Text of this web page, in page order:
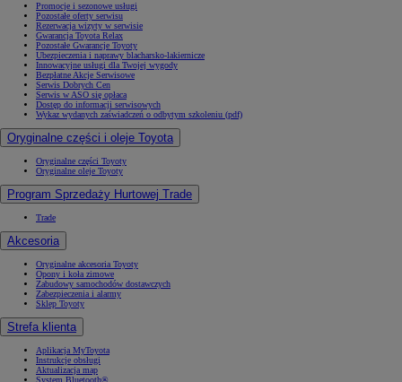
Promocje i sezonowe usługi
Pozostałe oferty serwisu
Rezerwacja wizyty w serwisie
Gwarancja Toyota Relax
Pozostałe Gwarancje Toyoty
Ubezpieczenia i naprawy blacharsko-lakiernicze
Innowacyjne usługi dla Twojej wygody
Bezpłatne Akcje Serwisowe
Serwis Dobrych Cen
Serwis w ASO się opłaca
Dostęp do informacji serwisowych
Wykaz wydanych zaświadczeń o odbytym szkoleniu (pdf)
Oryginalne części i oleje Toyota
Oryginalne części Toyoty
Oryginalne oleje Toyoty
Program Sprzedaży Hurtowej Trade
Trade
Akcesoria
Oryginalne akcesoria Toyoty
Opony i koła zimowe
Zabudowy samochodów dostawczych
Zabezpieczenia i alarmy
Sklep Toyoty
Strefa klienta
Aplikacja MyToyota
Instrukcje obsługi
Aktualizacja map